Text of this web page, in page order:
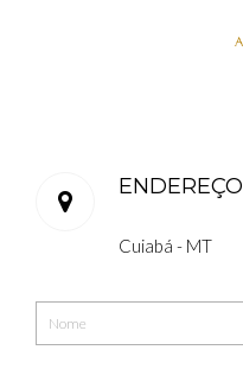
ENDEREÇO
Cuiabá - MT